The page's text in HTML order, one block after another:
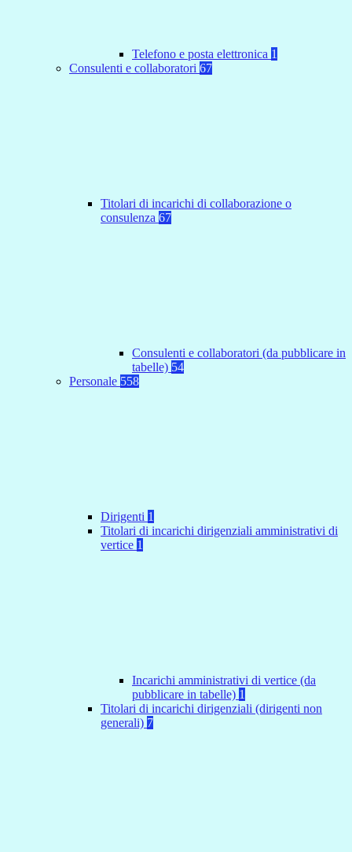
Telefono e posta elettronica 1
Consulenti e collaboratori 67
Titolari di incarichi di collaborazione o
consulenza 67
Consulenti e collaboratori (da pubblicare in
tabelle) 54
Personale 558
Dirigenti 1
Titolari di incarichi dirigenziali amministrativi di
vertice 1
Incarichi amministrativi di vertice (da
pubblicare in tabelle) 1
Titolari di incarichi dirigenziali (dirigenti non
generali) 7